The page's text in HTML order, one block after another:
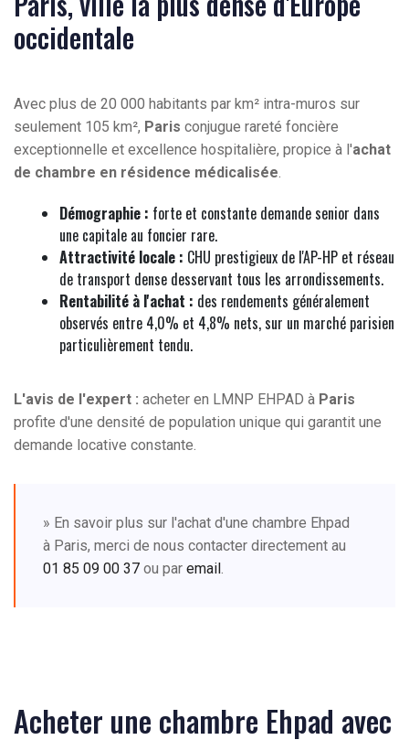
occidentale
Avec plus de 20 000 habitants par km² intra-muros sur
seulement 105 km², Paris conjugue rareté foncière
exceptionnelle et excellence hospitalière, propice à l'achat
de chambre en résidence médicalisée.
Démographie : forte et constante demande senior dans
une capitale au foncier rare.
Attractivité locale : CHU prestigieux de l'AP-HP et réseau
de transport dense desservant tous les arrondissements.
Rentabilité à l'achat : des rendements généralement
observés entre 4,0% et 4,8% nets, sur un marché parisien
particulièrement tendu.
L'avis de l'expert : acheter en LMNP EHPAD à Paris
profite d'une densité de population unique qui garantit une
demande locative constante.
» En savoir plus sur l'achat d'une chambre Ehpad
à Paris, merci de nous contacter directement au
01 85 09 00 37 ou par email.
Acheter une chambre Ehpad avec